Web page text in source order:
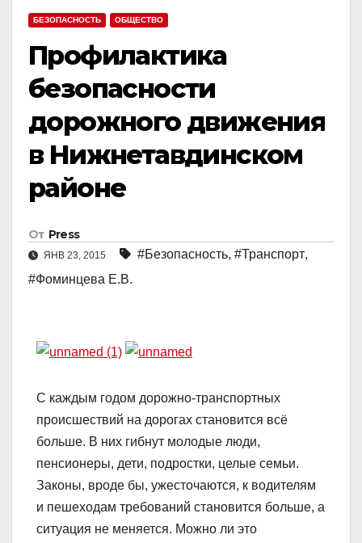
БЕЗОПАСНОСТЬ ОБЩЕСТВО
Профилактика
безопасности
дорожного движения
в Нижнетавдинском
районе
От Press
ЯНВ 23, 2015 #Безопасность, #Транспорт,
#Фоминцева Е.В.
С каждым годом дорожно-транспортных
происшествий на дорогах становится всё
больше. В них гибнут молодые люди,
пенсионеры, дети, подростки, целые семьи.
Законы, вроде бы, ужесточаются, к водителям
и пешеходам требований становится больше, а
ситуация не меняется. Можно ли это